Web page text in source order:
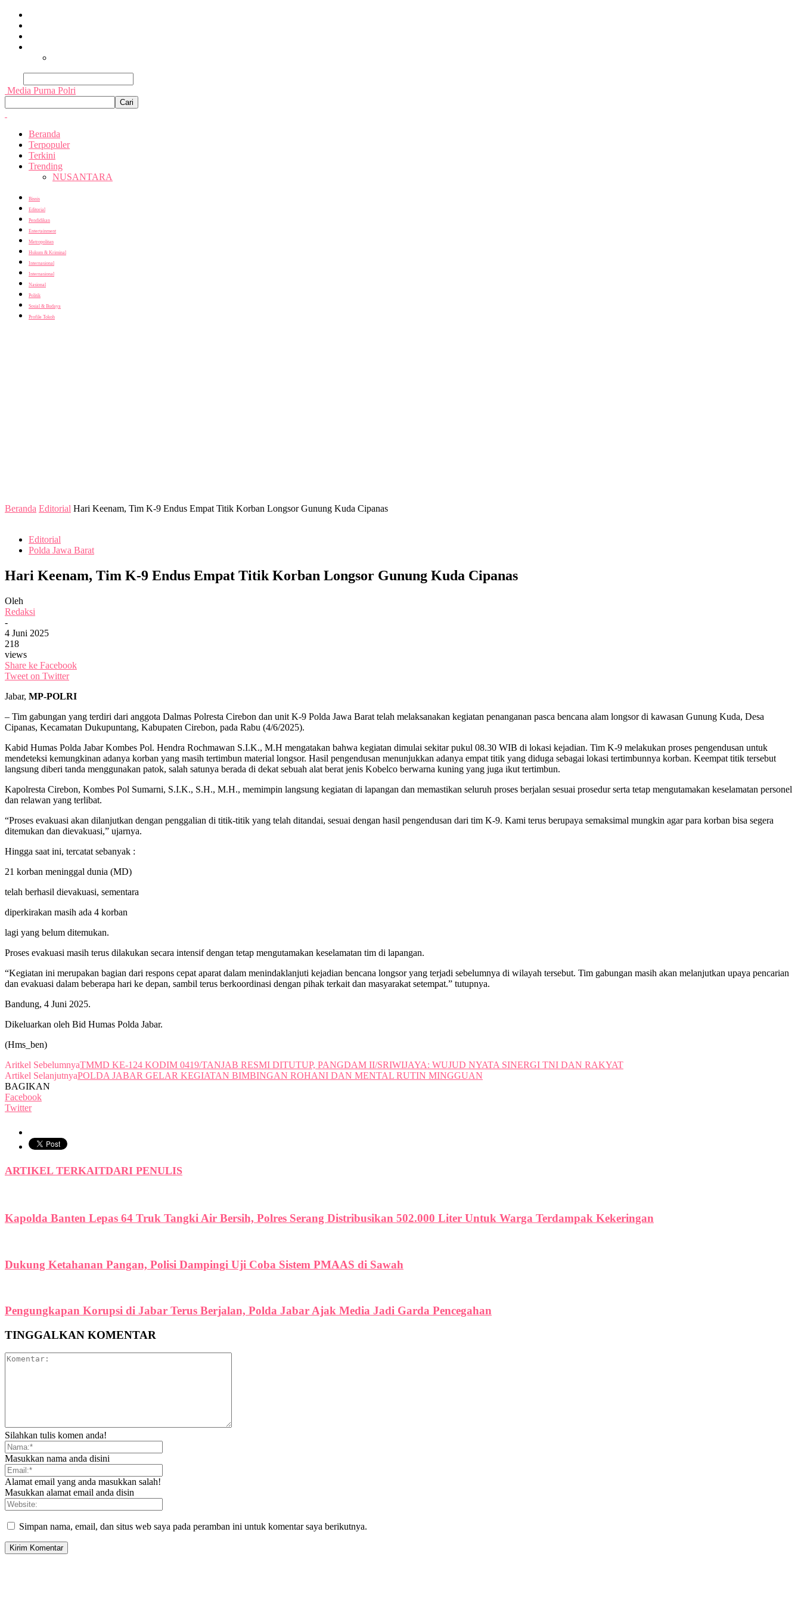
Media Purna Polri
Beranda
Terpopuler
Terkini
Trending
NUSANTARA
Bisnis
Editorial
Pendidikan
Entertainment
Metropolitan
Hukum & Kriminal
Internasional
Internasional
Nasional
Politik
Sosial & Budaya
Profile Tokoh
Beranda Editorial Hari Keenam, Tim K-9 Endus Empat Titik Korban Longsor Gunung Kuda Cipanas
Editorial
Polda Jawa Barat
Hari Keenam, Tim K-9 Endus Empat Titik Korban Longsor Gunung Kuda Cipanas
Oleh
Redaksi
-
4 Juni 2025
218
views
Share ke Facebook
Tweet on Twitter
Jabar, MP-POLRI
– Tim gabungan yang terdiri dari anggota Dalmas Polresta Cirebon dan unit K-9 Polda Jawa Barat telah melaksanakan kegiatan penanganan pasca bencana alam longsor di kawasan Gunung Kuda, Desa
Cipanas, Kecamatan Dukupuntang, Kabupaten Cirebon, pada Rabu (4/6/2025).
Kabid Humas Polda Jabar Kombes Pol. Hendra Rochmawan S.I.K., M.H mengatakan bahwa kegiatan dimulai sekitar pukul 08.30 WIB di lokasi kejadian. Tim K-9 melakukan proses pengendusan untuk
mendeteksi kemungkinan adanya korban yang masih tertimbun material longsor. Hasil pengendusan menunjukkan adanya empat titik yang diduga sebagai lokasi tertimbunnya korban. Keempat titik tersebut
langsung diberi tanda menggunakan patok, salah satunya berada di dekat sebuah alat berat jenis Kobelco berwarna kuning yang juga ikut tertimbun.
Kapolresta Cirebon, Kombes Pol Sumarni, S.I.K., S.H., M.H., memimpin langsung kegiatan di lapangan dan memastikan seluruh proses berjalan sesuai prosedur serta tetap mengutamakan keselamatan personel
dan relawan yang terlibat.
“Proses evakuasi akan dilanjutkan dengan penggalian di titik-titik yang telah ditandai, sesuai dengan hasil pengendusan dari tim K-9. Kami terus berupaya semaksimal mungkin agar para korban bisa segera
ditemukan dan dievakuasi,” ujarnya.
Hingga saat ini, tercatat sebanyak :
21 korban meninggal dunia (MD)
telah berhasil dievakuasi, sementara
diperkirakan masih ada 4 korban
lagi yang belum ditemukan.
Proses evakuasi masih terus dilakukan secara intensif dengan tetap mengutamakan keselamatan tim di lapangan.
“Kegiatan ini merupakan bagian dari respons cepat aparat dalam menindaklanjuti kejadian bencana longsor yang terjadi sebelumnya di wilayah tersebut. Tim gabungan masih akan melanjutkan upaya pencarian
dan evakuasi dalam beberapa hari ke depan, sambil terus berkoordinasi dengan pihak terkait dan masyarakat setempat.” tutupnya.
Bandung, 4 Juni 2025.
Dikeluarkan oleh Bid Humas Polda Jabar.
(Hms_ben)
Aritkel SebelumnyaTMMD KE-124 KODIM 0419/TANJAB RESMI DITUTUP, PANGDAM II/SRIWIJAYA: WUJUD NYATA SINERGI TNI DAN RAKYAT
Artikel SelanjutnyaPOLDA JABAR GELAR KEGIATAN BIMBINGAN ROHANI DAN MENTAL RUTIN MINGGUAN
BAGIKAN
Facebook
Twitter
ARTIKEL TERKAITDARI PENULIS
Kapolda Banten Lepas 64 Truk Tangki Air Bersih, Polres Serang Distribusikan 502.000 Liter Untuk Warga Terdampak Kekeringan
Dukung Ketahanan Pangan, Polisi Dampingi Uji Coba Sistem PMAAS di Sawah
Pengungkapan Korupsi di Jabar Terus Berjalan, Polda Jabar Ajak Media Jadi Garda Pencegahan
TINGGALKAN KOMENTAR
Silahkan tulis komen anda!
Masukkan nama anda disini
Alamat email yang anda masukkan salah!
Masukkan alamat email anda disin
Simpan nama, email, dan situs web saya pada peramban ini untuk komentar saya berikutnya.